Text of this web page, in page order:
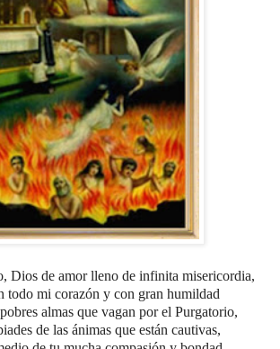
Dios de amor lleno de infinita misericordia,
todo mi corazón y con gran humildad
almas que vagan por el Purgatorio,
de las ánimas que están cautivas,